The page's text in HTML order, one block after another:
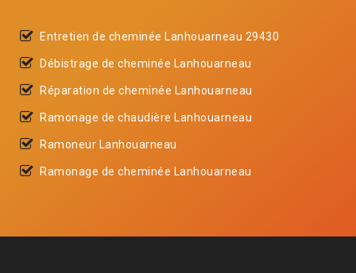
Entretien de cheminée Lanhouarneau 29430
Débistrage de cheminée Lanhouarneau
Réparation de cheminée Lanhouarneau
Ramonage de chaudière Lanhouarneau
Ramoneur Lanhouarneau
Ramonage de cheminée Lanhouarneau